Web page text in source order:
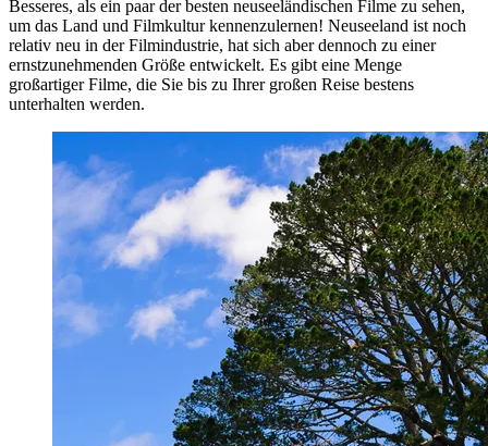
Besseres, als ein paar der besten neuseeländischen Filme zu sehen,
um das Land und Filmkultur kennenzulernen! Neuseeland ist noch
relativ neu in der Filmindustrie, hat sich aber dennoch zu einer
ernstzunehmenden Größe entwickelt. Es gibt eine Menge
großartiger Filme, die Sie bis zu Ihrer großen Reise bestens
unterhalten werden.